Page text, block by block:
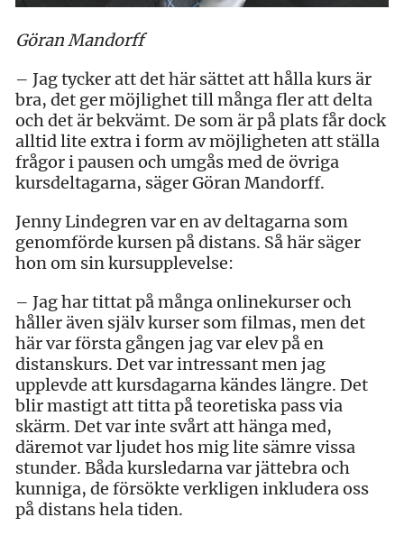
Göran Mandorff
– Jag tycker att det här sättet att hålla kurs är
bra, det ger möjlighet till många fler att delta
och det är bekvämt. De som är på plats får dock
alltid lite extra i form av möjligheten att ställa
frågor i pausen och umgås med de övriga
kursdeltagarna, säger Göran Mandorff.
Jenny Lindegren var en av deltagarna som
genom­förde kursen på distans. Så här säger
hon om sin kursupp­levelse:
– Jag har tittat på många onlinekurser och
håller även själv kurser som filmas, men det
här var första gången jag var elev på en
distanskurs. Det var intressant men jag
upplevde att kursdagarna kändes längre. Det
blir mastigt att titta på teoretiska pass via
skärm. Det var inte svårt att hänga med,
däremot var ljudet hos mig lite sämre vissa
stunder. Båda kursledarna var jättebra och
kunniga, de försökte verkligen inkludera oss
på distans hela tiden.